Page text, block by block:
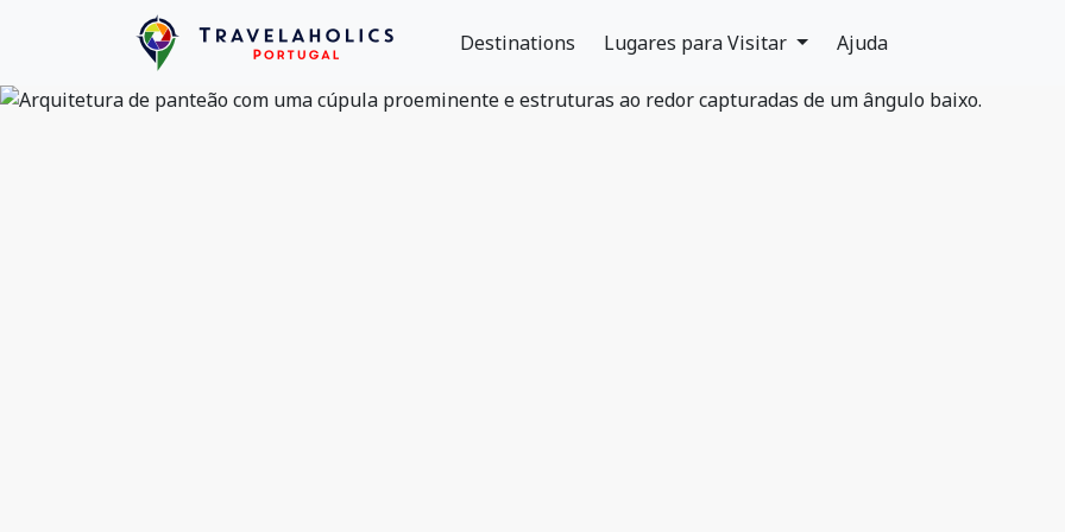
Destinations Lugares para Visitar Ajuda